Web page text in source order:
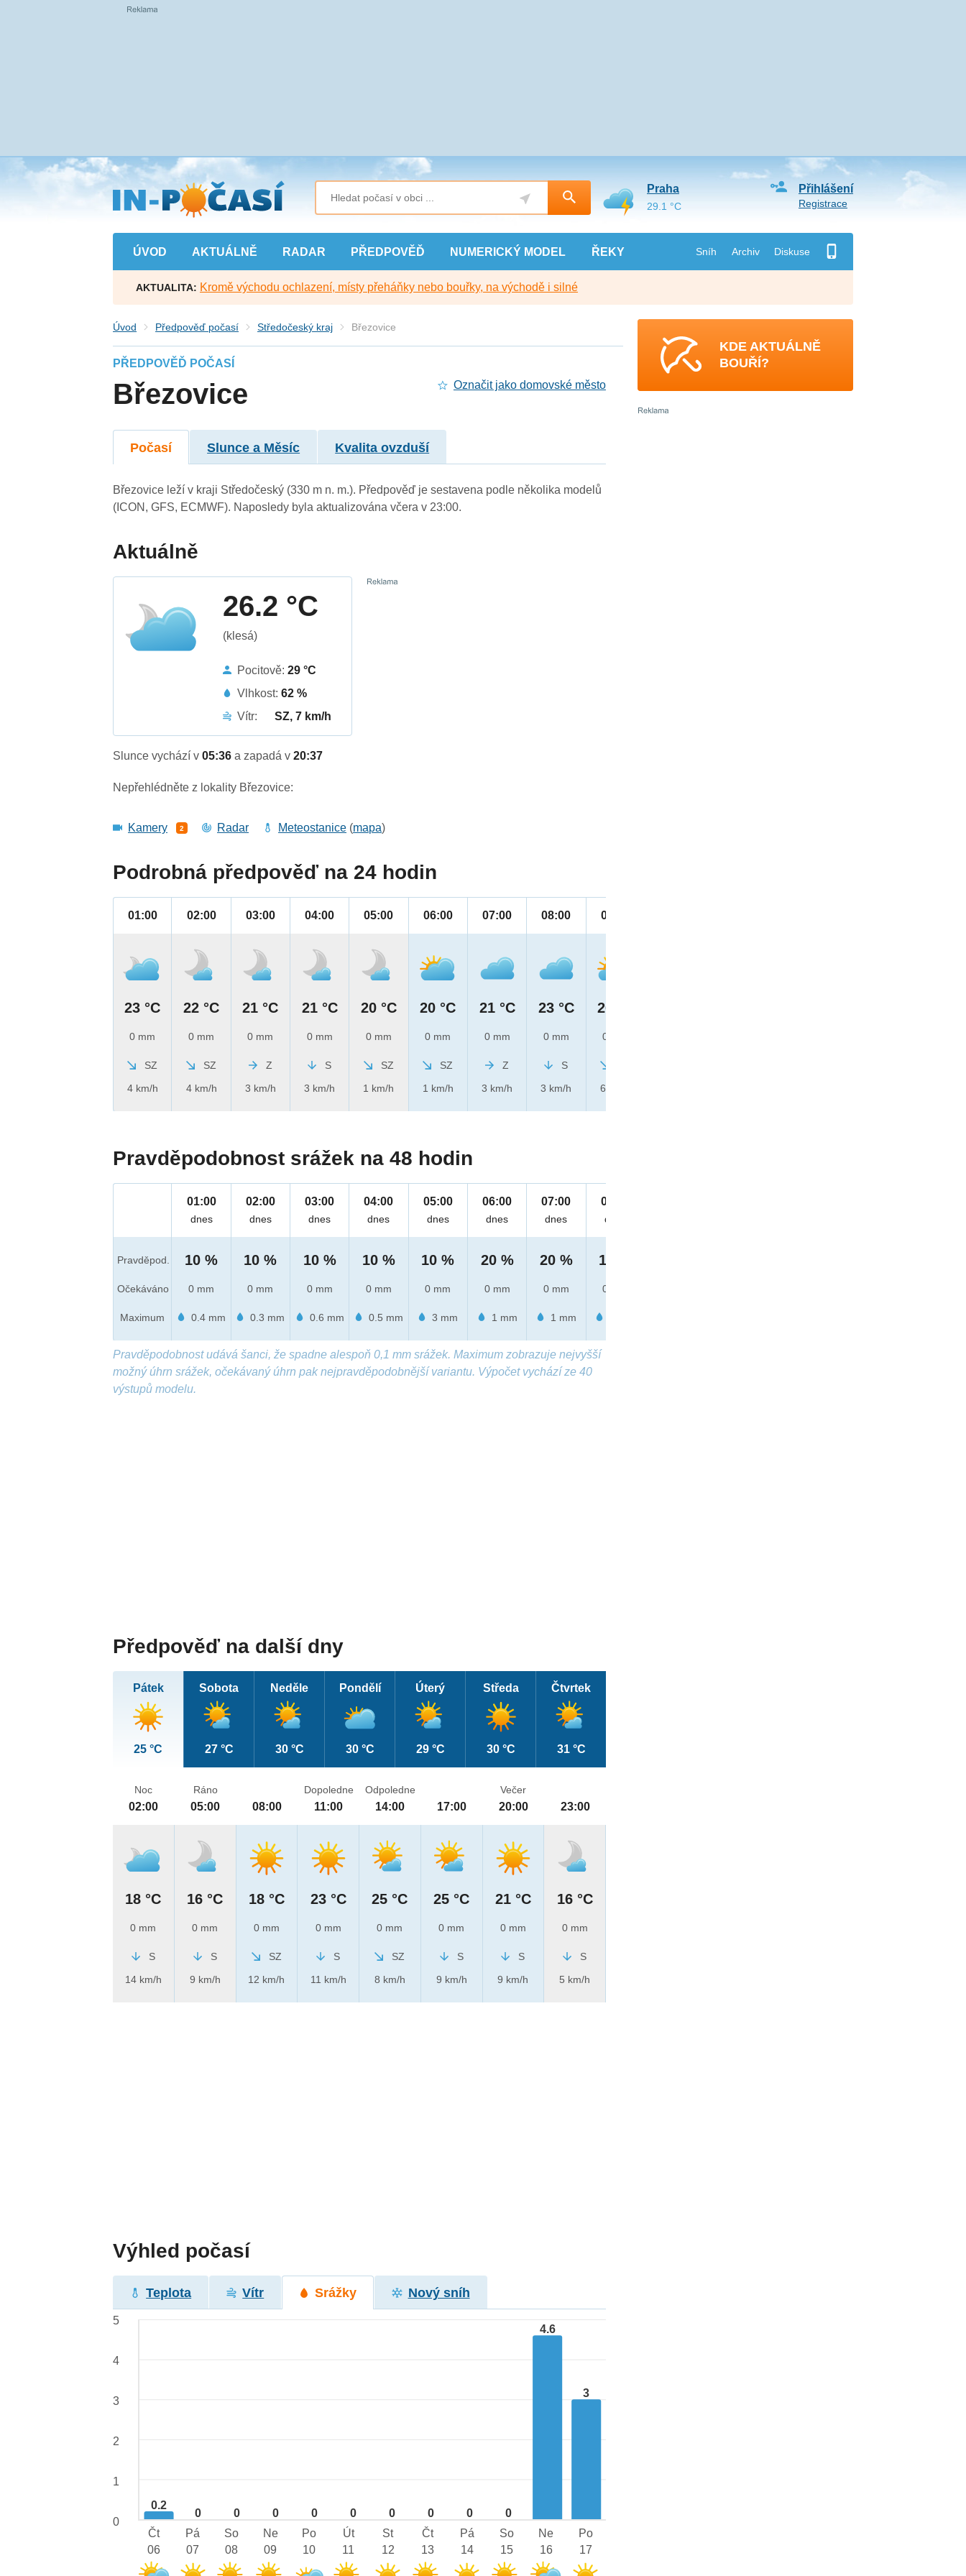
Přejít
na
hlavní
obsah
ÚVOD AKTUÁLNĚ RADAR PŘEDPOVĚĎ NUMERICKÝ MODEL ŘEKY Sníh Archiv Diskuse
Přihlášení
Registrace
Praha
29.1 °C
AKTUALITA: Kromě východu ochlazení, místy přeháňky nebo bouřky, na východě i silné
Úvod Předpověď počasí Středočeský kraj Březovice
PŘEDPOVĚĎ POČASÍ
Březovice Označit jako domovské město
Počasí Slunce a Měsíc Kvalita ovzduší
Březovice leží v kraji Středočeský (330 m n. m.). Předpověď je sestavena podle několika modelů
(ICON, GFS, ECMWF). Naposledy byla aktualizována včera v 23:00.
Aktuálně
26.2 °C
(klesá)
Pocitově:29 °C
Vlhkost:62 %
Vítr:
SZ, 7 km/h
Slunce vychází v05:36a zapadá v20:37
Nepřehlédněte z lokality Březovice:
Kamery 2 Radar Meteostanice (mapa)
Podrobná předpověď na 24 hodin
01:00
23 °C
0 mm
SZ
4 km/h
02:00
22 °C
0 mm
SZ
4 km/h
03:00
21 °C
0 mm
Z
3 km/h
04:00
21 °C
0 mm
S
3 km/h
05:00
20 °C
0 mm
SZ
1 km/h
06:00
20 °C
0 mm
SZ
1 km/h
07:00
21 °C
0 mm
Z
3 km/h
08:00
23 °C
0 mm
S
3 km/h
09:00
26 °C
0 mm
6 km/h
Pravděpodobnost srážek na 48 hodin
Pravděpod.
Očekáváno
Maximum
01:00
dnes
10 %
0 mm
0.4 mm
02:00
dnes
10 %
0 mm
0.3 mm
03:00
dnes
10 %
0 mm
0.6 mm
04:00
dnes
10 %
0 mm
0.5 mm
05:00
dnes
10 %
0 mm
3 mm
06:00
dnes
20 %
0 mm
1 mm
07:00
dnes
20 %
0 mm
1 mm
08:00
dnes
10 %
0 mm
Pravděpodobnost udává šanci, že spadne alespoň 0,1 mm srážek. Maximum zobrazuje nejvyšší
možný úhrn srážek, očekávaný úhrn pak nejpravděpodobnější variantu. Výpočet vychází ze 40
výstupů modelu.
Předpověď na další dny
Pátek
25 °C
Sobota
27 °C
Neděle
30 °C
Pondělí
30 °C
Úterý
29 °C
Středa
30 °C
Čtvrtek
31 °C
Noc
02:00
18 °C
0 mm
S
14 km/h
Ráno
05:00
16 °C
0 mm
S
9 km/h
08:00
18 °C
0 mm
SZ
12 km/h
Dopoledne
11:00
23 °C
0 mm
S
11 km/h
Odpoledne
14:00
25 °C
0 mm
SZ
8 km/h
17:00
25 °C
0 mm
S
9 km/h
Večer
20:00
21 °C
0 mm
S
9 km/h
23:00
16 °C
0 mm
S
5 km/h
Výhled počasí
Teplota Vítr Srážky Nový sníh
0.2
0 0 0 0 0 0 0 0 0
4.6
3
5
4
3
2
1
0
Čt
06
Pá
07
So
08
Ne
09
Po
10
Út
11
St
12
Čt
13
Pá
14
So
15
Ne
16
Po
17
KDE AKTUÁLNĚ
BOUŘÍ?